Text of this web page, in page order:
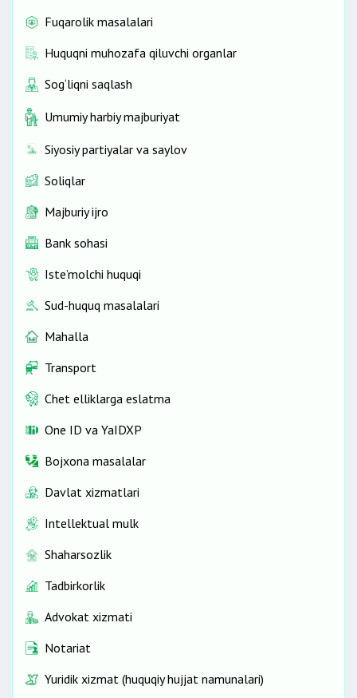
Fuqarolik masalalari
Huquqni muhozafa qiluvchi organlar
Sog‘liqni saqlash
Umumiy harbiy majburiyat
Siyosiy partiyalar va saylov
Soliqlar
Majburiy ijro
Bank sohasi
Iste’molchi huquqi
Sud-huquq masalalari
Mahalla
Transport
Chet elliklarga eslatma
One ID vа YaIDXP
Bojxona masalalar
Davlat xizmatlari
Intellektual mulk
Shaharsozlik
Tadbirkorlik
Advokat xizmati
Notariat
Yuridik xizmat (huquqiy hujjat namunalari)